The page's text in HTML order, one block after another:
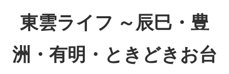
東雲ライフ ～辰巳・豊
洲・有明・ときどきお台